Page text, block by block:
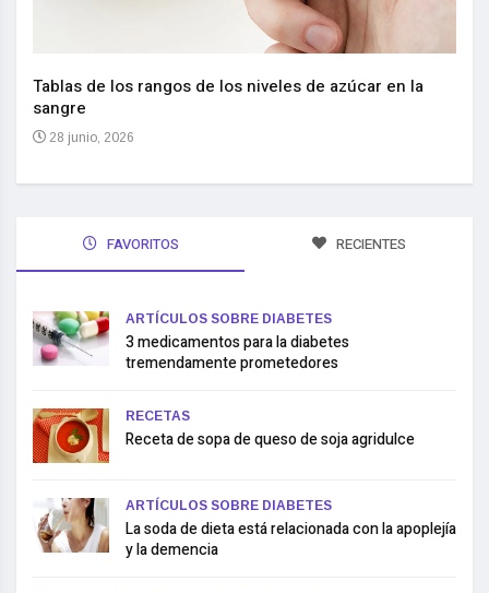
Tablas de los rangos de los niveles de azúcar en la
sangre
28 junio, 2026
FAVORITOS RECIENTES
ARTÍCULOS SOBRE DIABETES
3 medicamentos para la diabetes
tremendamente prometedores
RECETAS
Receta de sopa de queso de soja agridulce
ARTÍCULOS SOBRE DIABETES
La soda de dieta está relacionada con la apoplejía
y la demencia